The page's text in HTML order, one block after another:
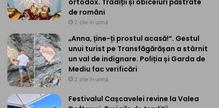
ortodox. Tradiții și obiceiuri păstrate
de români
2 zile în urmă
„Anna, ține-ți prostul acasă!”. Gestul
unui turist pe Transfăgărășan a stârnit
un val de indignare. Poliția și Garda de
Mediu fac verificări
2 zile în urmă
Festivalul Cașcavelei revine la Valea